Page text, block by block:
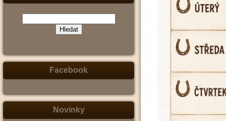
jeho
část
spojení
tábor,
Facebook
Novinky